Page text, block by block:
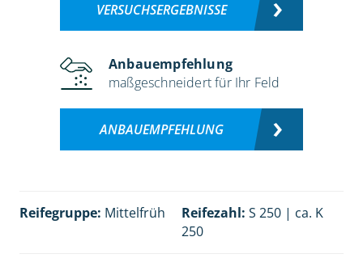
VERSUCHSERGEBNISSE
Anbauempfehlung
maßgeschneidert für Ihr Feld
ANBAUEMPFEHLUNG
Reifegruppe: Mittelfrüh Reifezahl: S 250 | ca. K
250